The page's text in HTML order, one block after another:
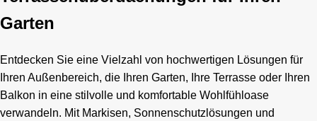
Garten
Entdecken Sie eine Vielzahl von hochwertigen Lösungen für
Ihren Außenbereich, die Ihren Garten, Ihre Terrasse oder Ihren
Balkon in eine stilvolle und komfortable Wohlfühloase
verwandeln. Mit Markisen, Sonnenschutzlösungen und